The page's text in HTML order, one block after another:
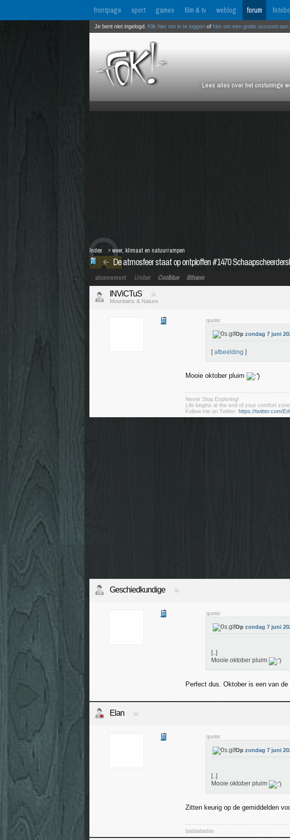
frontpage sport games film & tv weblog forum
Lees alles over het onstuimige
Je bent niet ingelogd. Klik hier om in te loggen of hier om een gratis account aan
De atmosfeer staat op ontploffen #1470
Index »weer, klimaat en natuurrampen
abonnement Unibet Coolblue Bitvavo
INViCTuS
Mountains & Nature
quote:
Op zondag 7 juni
[afbeelding ]
Mooie oktober pluim
Never Stop Exploring!
Life begins at the end of your comfort
Follow me on Twitter: https://twitter.com/
Geschiedkundige
quote:
Op zondag 7 juni
[..]
Mooie oktober pluim
Perfect dus. Oktober is een van
Elan
quote:
Op zondag 7 juni
[..]
Mooie oktober pluim
Zitten keurig op de gemiddelden
blablablabla